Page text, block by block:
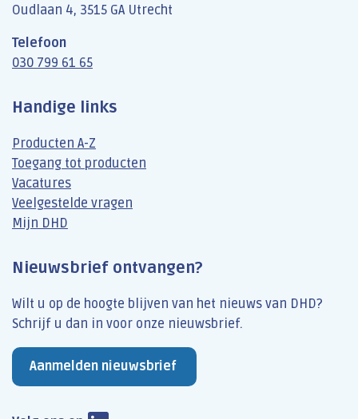
Oudlaan 4, 3515 GA Utrecht
Telefoon
030 799 61 65
Handige links
Producten A-Z
Toegang tot producten
Vacatures
Veelgestelde vragen
Mijn DHD
Nieuwsbrief ontvangen?
Wilt u op de hoogte blijven van het nieuws van DHD?
Schrijf u dan​ in voor onze nieuwsbrief.
Aanmelden nieuwsbrief